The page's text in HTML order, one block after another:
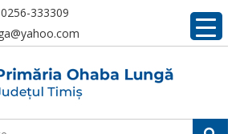
0256-333309